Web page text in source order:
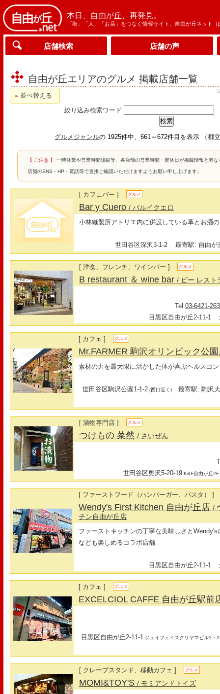
本日、自由が丘、再発見。
「街」「人」「お店」をつなぐ情報サイト、自由が丘ネット（
店舗検索 店舗の声
自由が丘エリアのグルメ 掲載店舗一覧
並べ替える
絞り込み検索ワード
グルメジャンルの 1925件中、661～672件目を表示 （都
【 ご注意 】 一時休業や営業時間短縮等、各店舗の営業時間・定休日が掲載情報と異
店舗のSNS・HP・電話等で直接ご確認いただけますようお願い申し上げます。
[ カフェバー ] グルメ
Bar y Cuero/ バルイクエロ
小林縫製所アトリエ内に併設している革とお酒
世田谷区深沢3-1-2 最寄駅: 自由が
[ 洋食、フレンチ、ワインバー ] グルメ
B restaurant ＆ wine bar/ ビー レスト
Tel.03-6421-
目黒区自由が丘2-11-1
[ カフェ ] グルメ
Mr.FARMER 駒沢オリンピック公
素材の力を最大限に活かした体が喜ぶヘルスコ
世田谷区駒沢公園1-1-2 (西口近く) 最寄駅: 駒沢
[ 漬物専門店 ] グルメ
つけもの 菜然/ さいぜん
世田谷区奥沢5-20-19 K&F自由が丘2F
[ ファーストフード（ハンバーガー、パスタ） ]
Wendy's First Kitchen 自由が丘店/
チン自由が丘店
ファーストキッチンの丁寧な美味しさと
なども楽しめるコラボ店舗
目黒区自由が丘2-11-1
[ カフェ ] グルメ
EXCELCIOL CAFFE 自由が丘駅前
目黒区自由が丘2-11-1 ジェイフェイスクリヤマビル1・
[ クレープスタンド、移動カフェ ] グルメ
MOMI&TOY'S/ モミアンドトイズ